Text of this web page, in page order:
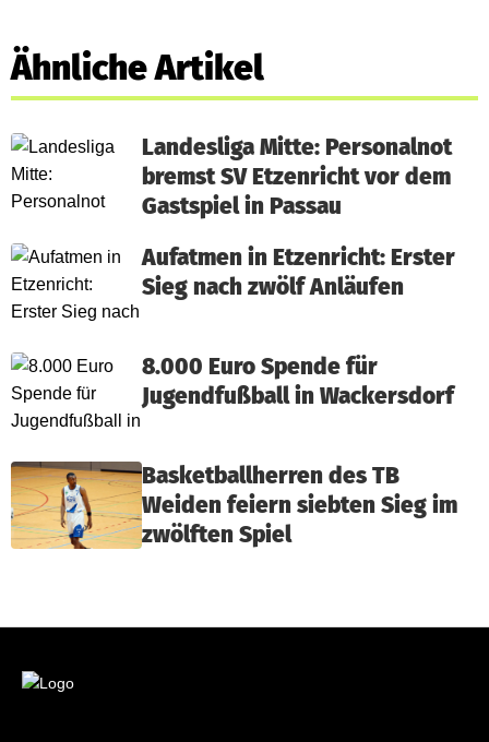
Ähnliche Artikel
Landesliga Mitte: Personalnot
bremst SV Etzenricht vor dem
Gastspiel in Passau
Aufatmen in Etzenricht: Erster
Sieg nach zwölf Anläufen
8.000 Euro Spende für
Jugendfußball in Wackersdorf
Basketballherren des TB
Weiden feiern siebten Sieg im
zwölften Spiel